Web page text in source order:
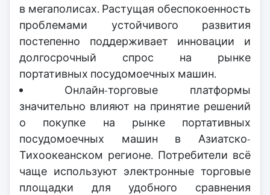
в мегаполисах. Растущая обеспокоенность
проблемами устойчивого развития
постепенно поддерживает инновации и
долгосрочный спрос на рынке
портативных посудомоечных машин.
Онлайн-торговые платформы
значительно влияют на принятие решений
о покупке на рынке портативных
посудомоечных машин в Азиатско-
Тихоокеанском регионе. Потребители всё
чаще используют электронные торговые
площадки для удобного сравнения